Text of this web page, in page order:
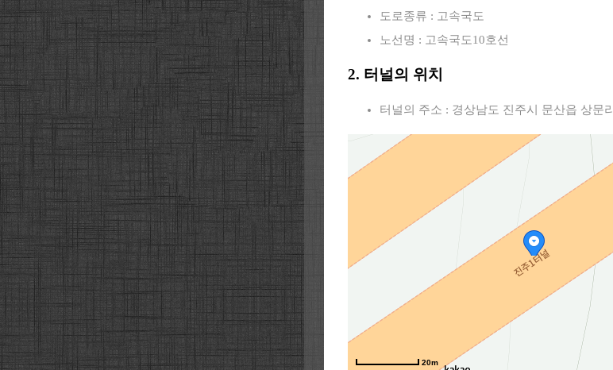
도로종류 : 고속국도
노선명 : 고속국도10호선
2. 터널의 위치
터널의 주소 : 경상남도 진주시 문산읍 상문리
20m